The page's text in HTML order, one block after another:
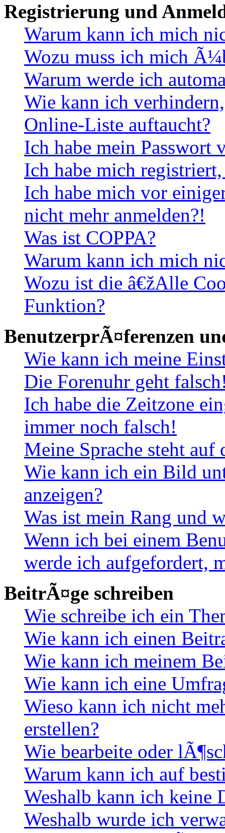
Registrierung und
Warum kann ich mich
Wozu muss ich mich
Warum werde ich
Wie kann ich
Online-Liste auftaucht?
Ich habe mein Passwort
Ich habe mich
Ich habe mich vor
nicht mehr anmelden?!
Was ist COPPA?
Warum kann ich mich
Wozu ist die â€žAlle
Funktion?
BenutzerprÃ¤ferenzen
Wie kann ich meine
Die Forenuhr geht
Ich habe die Zeitzone
immer noch falsch!
Meine Sprache steht
Wie kann ich ein Bild
anzeigen?
Was ist mein Rang und
Wenn ich bei einem
werde ich aufgefordert,
BeitrÃ¤ge schreiben
Wie schreibe ich ein
Wie kann ich einen
Wie kann ich meinem
Wie kann ich eine
Wieso kann ich nicht
erstellen?
Wie bearbeite oder
Warum kann ich auf
Weshalb kann ich keine
Weshalb wurde ich